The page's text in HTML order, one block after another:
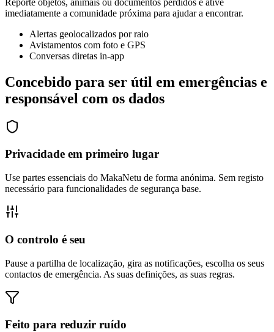
imediatamente a comunidade próxima para ajudar a encontrar.
Alertas geolocalizados por raio
Avistamentos com foto e GPS
Conversas diretas in-app
Concebido para ser útil em emergências e
responsável com os dados
Privacidade em primeiro lugar
Use partes essenciais do MakaNetu de forma anónima. Sem registo
necessário para funcionalidades de segurança base.
O controlo é seu
Pause a partilha de localização, gira as notificações, escolha os seus
contactos de emergência. As suas definições, as suas regras.
Feito para reduzir ruído